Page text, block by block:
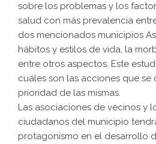
sobre los problemas y los
salud con más prevalencia
dos mencionados municipios
hábitos y estilos de vida, la
entre otros aspectos. Este
cuáles son las acciones que se
prioridad de las mismas.
Las asociaciones de vecinos y
ciudadanos del municipio
protagonismo en el desarrollo